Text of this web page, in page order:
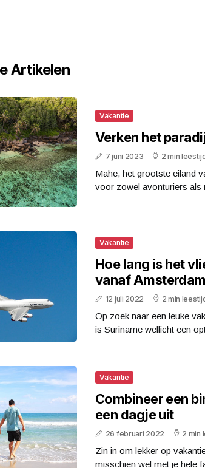
Artikelen
Vakantie
Verken het
7 juni 2023 2 min
Mahe, het grootste eiland
voor zowel avonturiers als
Vakantie
Hoe lang is het
vanaf
12 juli 2022 2 min
Op zoek naar een leuke
is Suriname wellicht een
Vakantie
Combineer een
een dagje uit
26 februari 2022 2 min
Zin in om lekker op
misschien wel met je hele